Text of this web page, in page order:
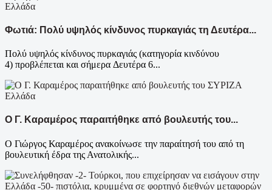
Ελλάδα
Φωτιά: Πολύ υψηλός κίνδυνος πυρκαγιάς τη Δευτέρα...
Πολύ υψηλός κίνδυνος πυρκαγιάς (κατηγορία κινδύνου
4) προβλέπεται και σήμερα Δευτέρα 6...
Ελλάδα
Ο Γ. Καραμέρος παραιτήθηκε από βουλευτής του...
Ο Γιώργος Καραμέρος ανακοίνωσε την παραίτησή του από τη
βουλευτική έδρα της Ανατολικής...